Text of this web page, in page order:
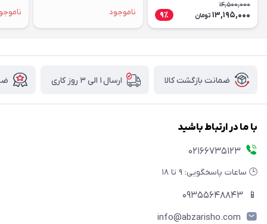
14,500,000
13,195,000 تومان 9٪ ناموجود
ضمانت بازگشت کالا ارسال ۱ الی ۳ روز کاری
با ما در ارتباط باشید
02166735123
🕒 ساعات پاسخگویی: ۹ تا ۱۸
📱
09355648843
info@abzarisho.com